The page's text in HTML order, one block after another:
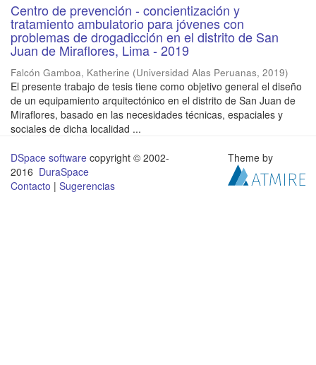
Centro de prevención - concientización y
tratamiento ambulatorio para jóvenes con
problemas de drogadicción en el distrito de San
Juan de Miraflores, Lima - 2019
Falcón Gamboa, Katherine (Universidad Alas Peruanas, 2019)
El presente trabajo de tesis tiene como objetivo general el diseño
de un equipamiento arquitectónico en el distrito de San Juan de
Miraflores, basado en las necesidades técnicas, espaciales y
sociales de dicha localidad ...
DSpace software copyright © 2002-
2016 DuraSpace
Contacto | Sugerencias
Theme by